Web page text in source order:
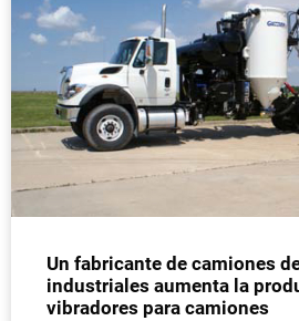
Un fabricante de camiones
industriales aumenta la
vibradores para camiones